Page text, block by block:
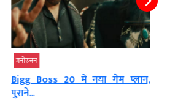
देश मनोरंजन
अभिनेता राजपाल यादव की बढ़ीं
मुश्किलें, कर्ज वसूली...